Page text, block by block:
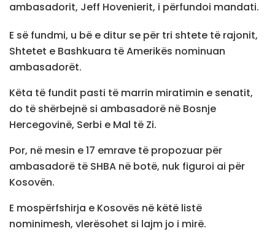
ambasadorit, Jeff Hovenierit, i përfundoi mandati.
E së fundmi, u bë e ditur se për tri shtete të rajonit,
Shtetet e Bashkuara të Amerikës nominuan
ambasadorët.
Këta të fundit pasti të marrin miratimin e senatit,
do të shërbejnë si ambasadorë në Bosnje
Hercegovinë, Serbi e Mal të Zi.
Por, në mesin e 17 emrave të propozuar për
ambasadorë të SHBA në botë, nuk figuroi ai për
Kosovën.
E mospërfshirja e Kosovës në këtë listë
nominimesh, vlerësohet si lajm jo i mirë.